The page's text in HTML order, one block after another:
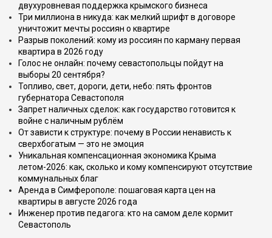
двухуровневая поддержка крымского бизнеса
Три миллиона в никуда: как мелкий шрифт в договоре
уничтожит мечты россиян о квартире
Разрыв поколений: кому из россиян по карману первая
квартира в 2026 году
Голос не онлайн: почему севастопольцы пойдут на
выборы 20 сентября?
Топливо, свет, дороги, дети, небо: пять фронтов
губернатора Севастополя
Запрет наличных сделок: как государство готовится к
войне с наличным рублём
От зависти к структуре: почему в России ненависть к
сверхбогатым — это не эмоция
Уникальная компенсационная экономика Крыма
летом-2026: как, сколько и кому компенсируют отсутствие
коммунальных благ
Аренда в Симферополе: пошаговая карта цен на
квартиры в августе 2026 года
Инженер против педагога: кто на самом деле кормит
Севастополь